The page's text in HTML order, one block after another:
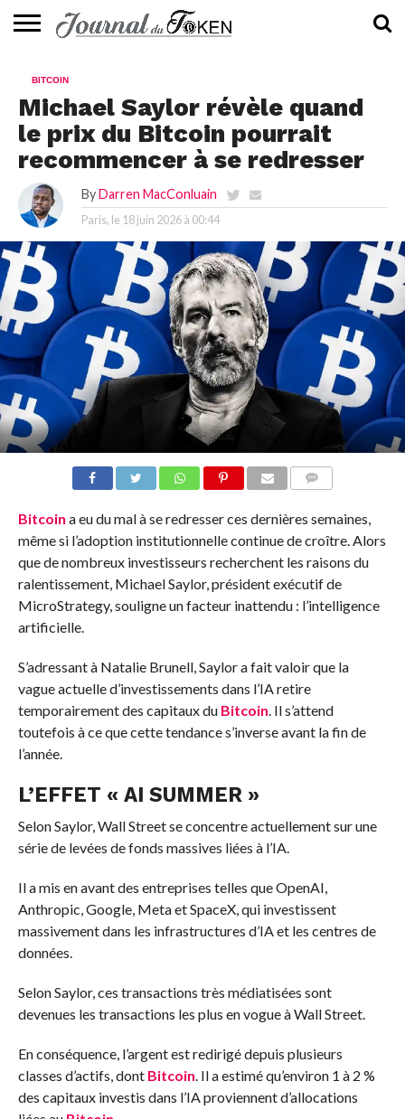
📰
EVALUATION
GUIDE
TENDANCES
À
CONTACTEZ-
BITCOIN
Michael Saylor révèle quand
le prix du Bitcoin pourrait
recommencer à se redresser
By Darren MacConluain
Paris, le 18 juin 2026 à 00:44
Bitcoin a eu du mal à se redresser ces dernières semaines,
même si l’adoption institutionnelle continue de croître. Alors
que de nombreux investisseurs recherchent les raisons du
ralentissement, Michael Saylor, président exécutif de
MicroStrategy, souligne un facteur inattendu : l’intelligence
artificielle.
S’adressant à Natalie Brunell, Saylor a fait valoir que la
vague actuelle d’investissements dans l’IA retire
temporairement des capitaux du Bitcoin. Il s’attend
toutefois à ce que cette tendance s’inverse avant la fin de
l’année.
L’EFFET « AI SUMMER »
Selon Saylor, Wall Street se concentre actuellement sur une
série de levées de fonds massives liées à l’IA.
Il a mis en avant des entreprises telles que OpenAI,
Anthropic, Google, Meta et SpaceX, qui investissent
massivement dans les infrastructures d’IA et les centres de
données.
Selon Saylor, ces transactions très médiatisées sont
devenues les transactions les plus en vogue à Wall Street.
En conséquence, l’argent est redirigé depuis plusieurs
classes d’actifs, dont Bitcoin. Il a estimé qu’environ 1 à 2 %
des capitaux investis dans l’IA proviennent d’allocations